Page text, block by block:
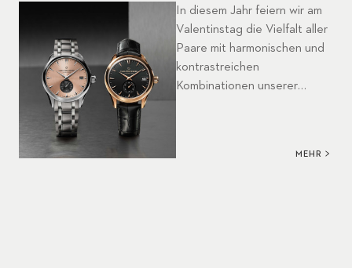
In diesem Jahr feiern wir am
Valentinstag die Vielfalt aller
Paare mit harmonischen und
kontrastreichen
Kombinationen unserer
MEHR